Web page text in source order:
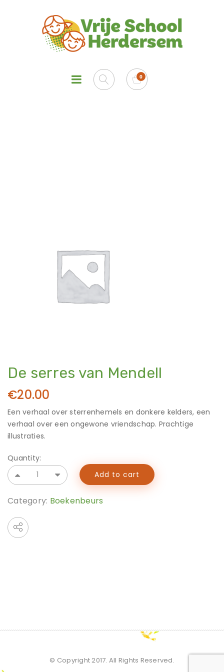
De serres van Mendell
€20.00
Een verhaal over sterrenhemels en donkere kelders, een
verhaal over een ongewone vriendschap. Prachtige
illustraties.
Quantity:
Add to cart
Category: Boekenbeurs
© Copyright 2017. All Rights Reserved.